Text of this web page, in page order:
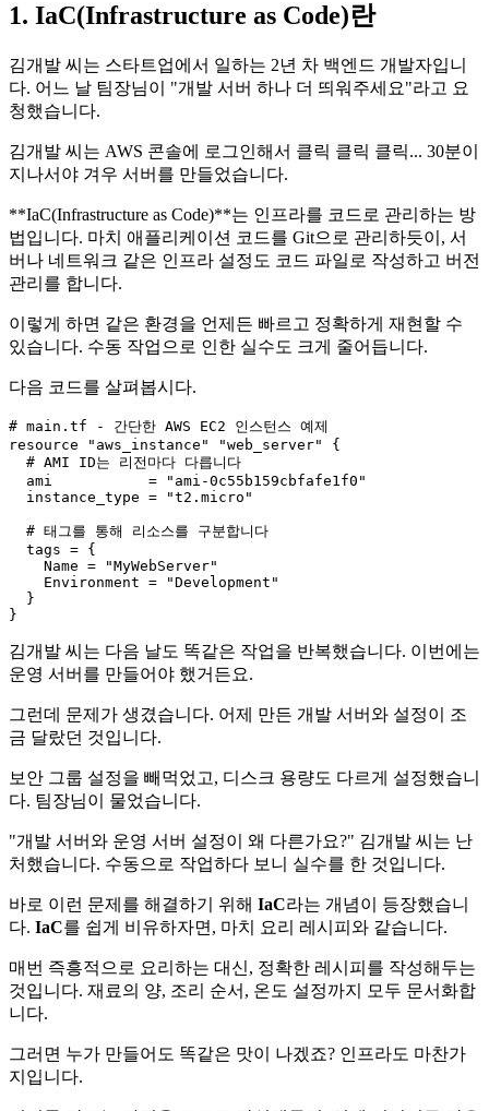
1. IaC(Infrastructure as Code)란
김개발 씨는 스타트업에서 일하는 2년 차 백엔드 개발자입니
다. 어느 날 팀장님이 "개발 서버 하나 더 띄워주세요"라고 요
청했습니다.
김개발 씨는 AWS 콘솔에 로그인해서 클릭 클릭 클릭... 30분이
지나서야 겨우 서버를 만들었습니다.
**IaC(Infrastructure as Code)**는 인프라를 코드로 관리하는 방
법입니다. 마치 애플리케이션 코드를 Git으로 관리하듯이, 서
버나 네트워크 같은 인프라 설정도 코드 파일로 작성하고 버전
관리를 합니다.
이렇게 하면 같은 환경을 언제든 빠르고 정확하게 재현할 수
있습니다. 수동 작업으로 인한 실수도 크게 줄어듭니다.
다음 코드를 살펴봅시다.
# main. tf - 간단한 AWS EC2 인스턴스 예제
resource
"aws_instance" "web_server"
{
  #
AMI ID는 리전마다 다릅니다
  ami           =
"ami-0c55b159cbfafe1f0"
  instance_type =
"t2.micro"
  # 태그를 통해 리소스를 구분합니다
  tags = {
Name =
"MyWebServer"
Environment =
"Development"
  }
김개발 씨는 다음 날도 똑같은 작업을 반복했습니다. 이번에는
운영 서버를 만들어야 했거든요.
그런데 문제가 생겼습니다. 어제 만든 개발 서버와 설정이 조
금 달랐던 것입니다.
보안 그룹 설정을 빼먹었고, 디스크 용량도 다르게 설정했습니
다. 팀장님이 물었습니다.
"개발 서버와 운영 서버 설정이 왜 다른가요?" 김개발 씨는 난
처했습니다. 수동으로 작업하다 보니 실수를 한 것입니다.
바로 이런 문제를 해결하기 위해 IaC라는 개념이 등장했습니
다. IaC를 쉽게 비유하자면, 마치 요리 레시피와 같습니다.
매번 즉흥적으로 요리하는 대신, 정확한 레시피를 작성해두는
것입니다. 재료의 양, 조리 순서, 온도 설정까지 모두 문서화합
니다.
그러면 누가 만들어도 똑같은 맛이 나겠죠? 인프라도 마찬가
지입니다.